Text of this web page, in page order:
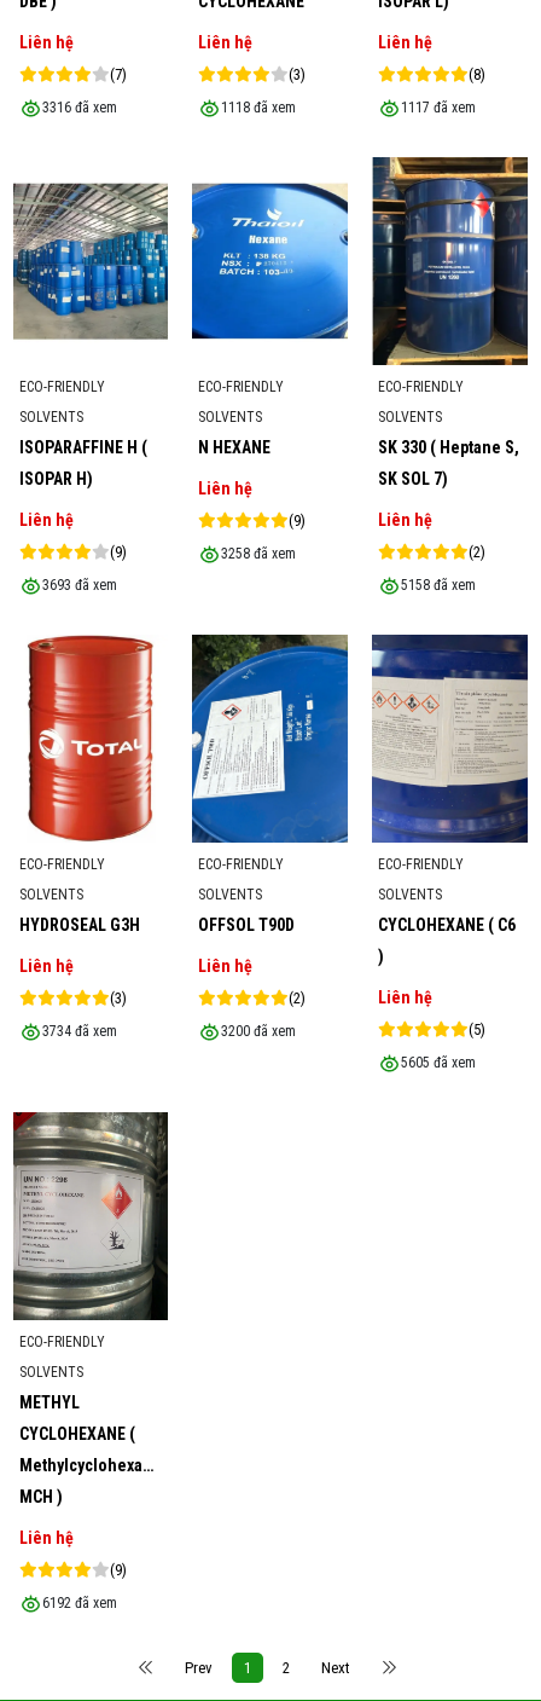
Liên hệ
(7)
3316 đã xem
Liên hệ
(3)
1118 đã xem
Liên hệ
(8)
1117 đã xem
ECO-FRIENDLY
SOLVENTS
ISOPARAFFINE H (
ISOPAR H)
Liên hệ
(9)
3693 đã xem
ECO-FRIENDLY
SOLVENTS
N HEXANE
Liên hệ
(9)
3258 đã xem
ECO-FRIENDLY
SOLVENTS
SK 330 ( Heptane S,
SK SOL 7)
Liên hệ
(2)
5158 đã xem
ECO-FRIENDLY
SOLVENTS
HYDROSEAL G3H
Liên hệ
(3)
3734 đã xem
ECO-FRIENDLY
SOLVENTS
OFFSOL T90D
Liên hệ
(2)
3200 đã xem
ECO-FRIENDLY
SOLVENTS
CYCLOHEXANE ( C6
)
Liên hệ
(5)
5605 đã xem
ECO-FRIENDLY
SOLVENTS
METHYL
CYCLOHEXANE (
Methylcyclohexane,
MCH )
Liên hệ
(9)
6192 đã xem
Prev 1 2 Next